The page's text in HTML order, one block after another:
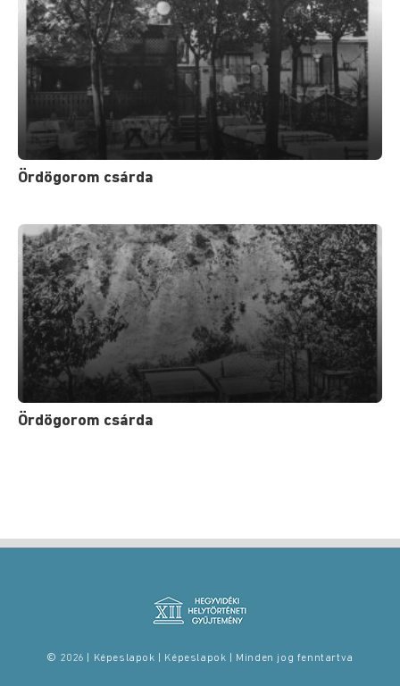
Ördögorom csárda
Ördögorom csárda
© 2026 | Képeslapok | Képeslapok | Minden jog fenntartva